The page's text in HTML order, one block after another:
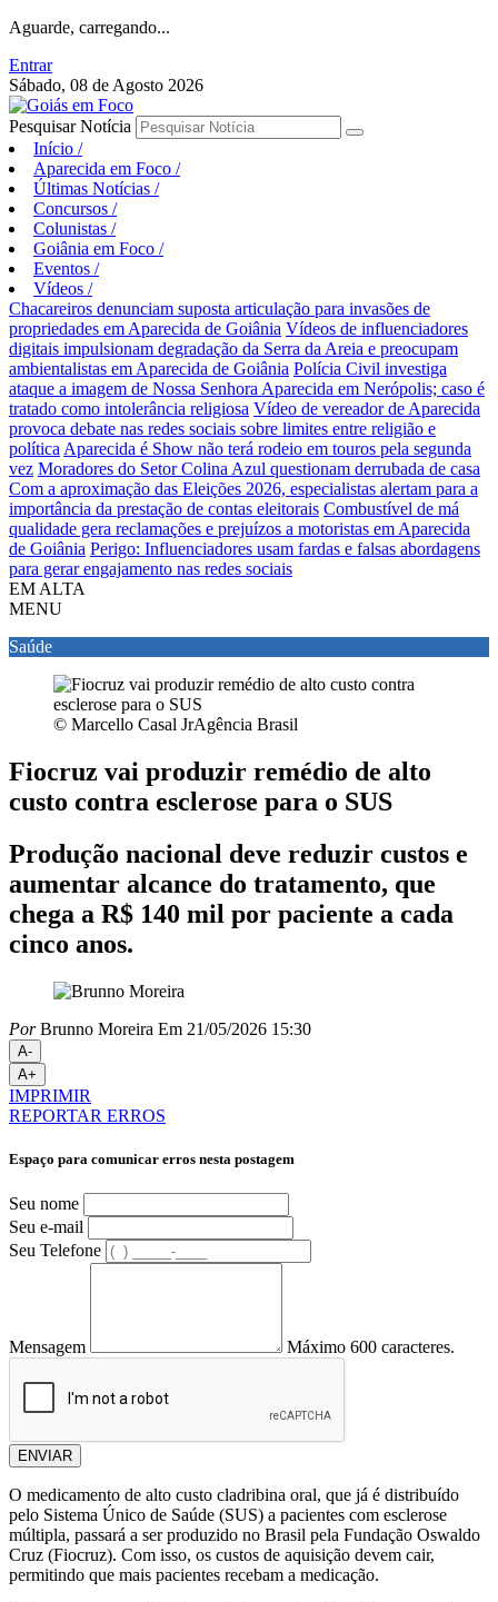
Aguarde, carregando...
Entrar
Sábado, 08 de Agosto 2026
Pesquisar Notícia
Início /
Aparecida em Foco /
Últimas Notícias /
Concursos /
Colunistas /
Goiânia em Foco /
Eventos /
Vídeos /
Chacareiros denunciam suposta articulação para invasões de
propriedades em Aparecida de Goiânia Vídeos de influenciadores
digitais impulsionam degradação da Serra da Areia e preocupam
ambientalistas em Aparecida de Goiânia Polícia Civil investiga
ataque a imagem de Nossa Senhora Aparecida em Nerópolis; caso é
tratado como intolerância religiosa Vídeo de vereador de Aparecida
provoca debate nas redes sociais sobre limites entre religião e
política Aparecida é Show não terá rodeio em touros pela segunda
vez Moradores do Setor Colina Azul questionam derrubada de casa
Com a aproximação das Eleições 2026, especialistas alertam para a
importância da prestação de contas eleitorais Combustível de má
qualidade gera reclamações e prejuízos a motoristas em Aparecida
de Goiânia Perigo: Influenciadores usam fardas e falsas abordagens
para gerar engajamento nas redes sociais
EM ALTA
MENU
Saúde
© Marcello Casal JrAgência Brasil
Fiocruz vai produzir remédio de alto
custo contra esclerose para o SUS
Produção nacional deve reduzir custos e
aumentar alcance do tratamento, que
chega a R$ 140 mil por paciente a cada
cinco anos.
PorBrunno Moreira Em 21/05/2026 15:30
A-
A+
IMPRIMIR
REPORTAR ERROS
Espaço para comunicar erros nesta postagem
Seu nome
Seu e-mail
Seu Telefone
Mensagem Máximo 600 caracteres.
ENVIAR
O medicamento de alto custo cladribina oral, que já é distribuído
pelo Sistema Único de Saúde (SUS) a pacientes com esclerose
múltipla, passará a ser produzido no Brasil pela Fundação Oswaldo
Cruz (Fiocruz). Com isso, os custos de aquisição devem cair,
permitindo que mais pacientes recebam a medicação.